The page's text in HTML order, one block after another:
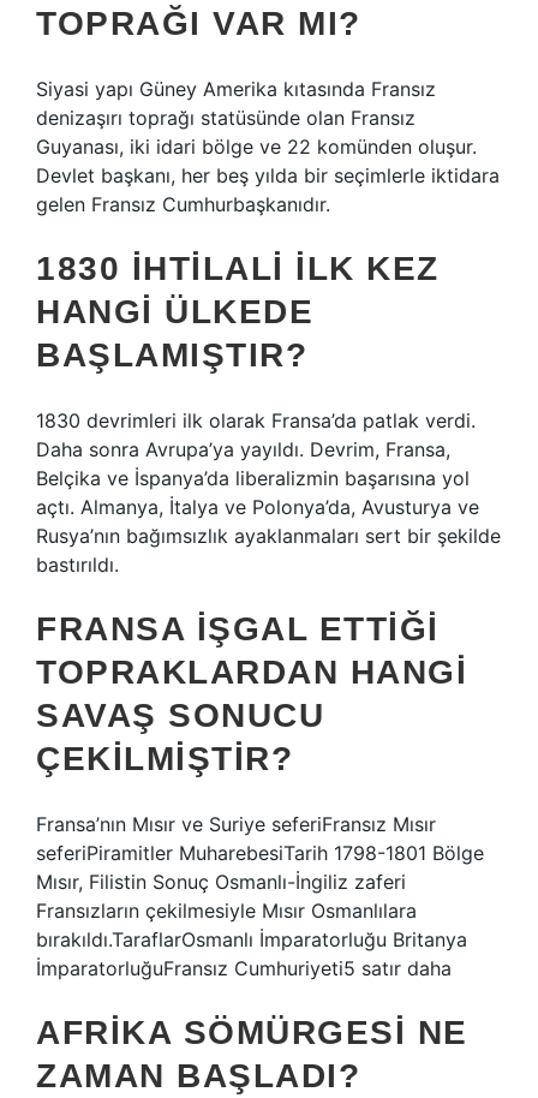
TOPRAĞI VAR MI?
Siyasi yapı Güney Amerika kıtasında Fransız
denizaşırı toprağı statüsünde olan Fransız
Guyanası, iki idari bölge ve 22 komünden oluşur.
Devlet başkanı, her beş yılda bir seçimlerle iktidara
gelen Fransız Cumhurbaşkanıdır.
1830 İHTILALI ILK KEZ
HANGI ÜLKEDE
BAŞLAMIŞTIR?
1830 devrimleri ilk olarak Fransa’da patlak verdi.
Daha sonra Avrupa’ya yayıldı. Devrim, Fransa,
Belçika ve İspanya’da liberalizmin başarısına yol
açtı. Almanya, İtalya ve Polonya’da, Avusturya ve
Rusya’nın bağımsızlık ayaklanmaları sert bir şekilde
bastırıldı.
FRANSA IŞGAL ETTIĞI
TOPRAKLARDAN HANGI
SAVAŞ SONUCU
ÇEKILMIŞTIR?
Fransa’nın Mısır ve Suriye seferiFransız Mısır
seferiPiramitler MuharebesiTarih 1798-1801 Bölge
Mısır, Filistin Sonuç Osmanlı-İngiliz zaferi
Fransızların çekilmesiyle Mısır Osmanlılara
bırakıldı.TaraflarOsmanlı İmparatorluğu Britanya
İmparatorluğuFransız Cumhuriyeti5 satır daha
AFRIKA SÖMÜRGESI NE
ZAMAN BAŞLADI?